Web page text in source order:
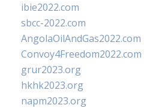
ibie2022.com
sbcc-2022.com
AngolaOilAndGas2022.com
Convoy4Freedom2022.com
grur2023.org
hkhk2023.org
napm2023.org